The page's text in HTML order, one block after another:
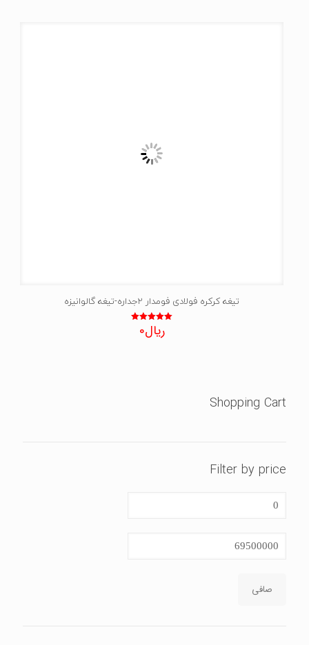
تیغه کرکره فولادی فومدار 2جداره-تیغه گالوانیزه
نمره
5.00
ریال0
Shopping Cart
Filter by price
قیمت
قيمت
صافی